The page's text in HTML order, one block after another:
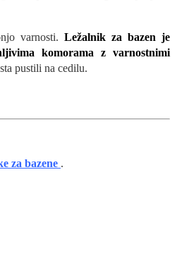
varnosti. Ležalnik za bazen je
komorama z varnostnimi
pustili na cedilu.
za bazene .